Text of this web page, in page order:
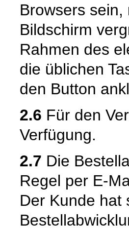
Browsers
Bildschirm
Rahmen des
die üblichen
den Button
2.6 Für den
Verfügung.
2.7 Die
Regel per E-
Der Kunde hat